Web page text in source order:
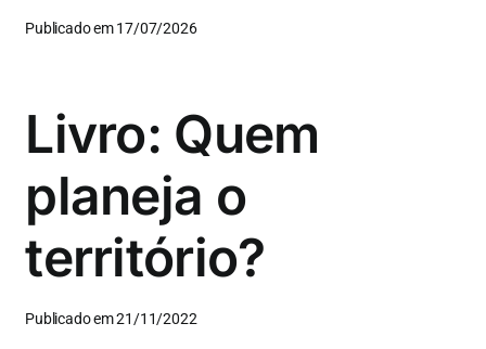
Publicado em 17/07/2026
Livro: Quem
planeja o
território?
Publicado em 21/11/2022